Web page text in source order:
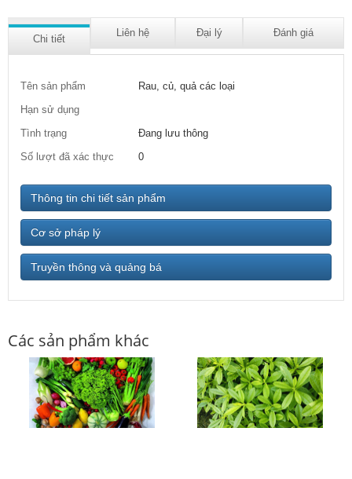
Chi tiết
Liên hệ Đại lý Đánh giá
Tên sản phẩm
Rau, củ, quả các loại
Hạn sử dụng
Tình trạng
Đang lưu thông
Số lượt đã xác thực
0
Thông tin chi tiết sản phẩm
Cơ sở pháp lý
Truyền thông và quảng bá
Các sản phẩm khác